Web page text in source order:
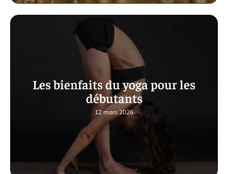
Les bienfaits du yoga pour les
débutants
12 mars 2026